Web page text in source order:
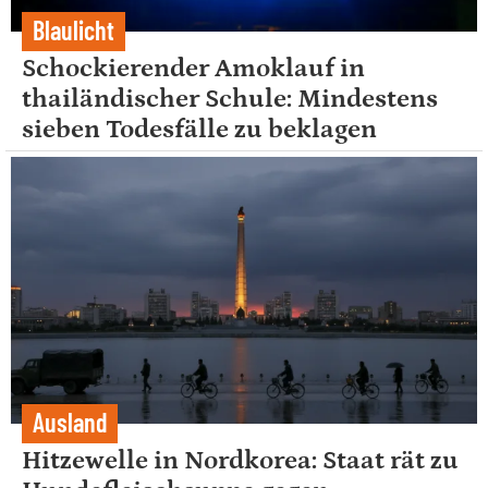
Blaulicht
Schockierender Amoklauf in
thailändischer Schule: Mindestens
sieben Todesfälle zu beklagen
Ausland
Hitzewelle in Nordkorea: Staat rät zu